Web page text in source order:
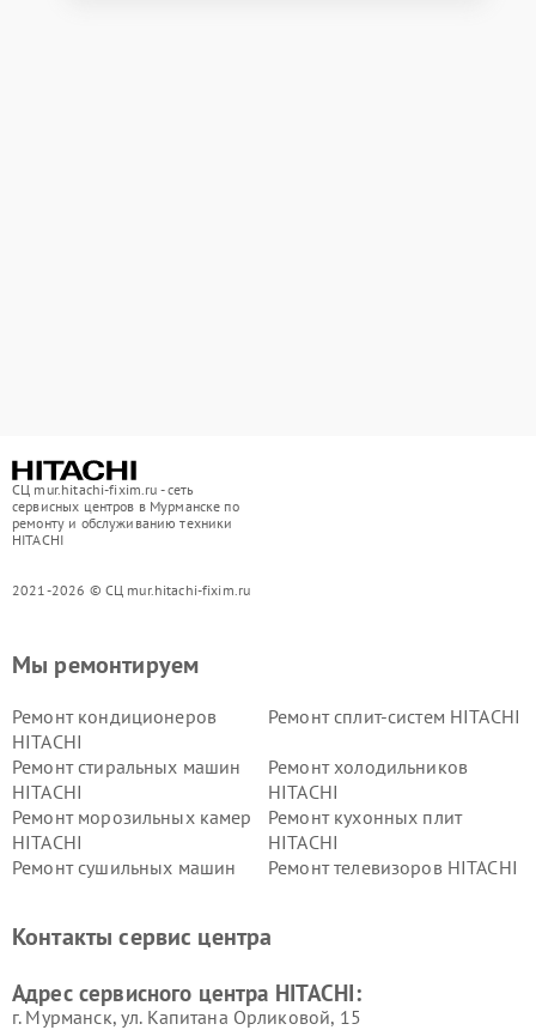
СЦ mur.hitachi-fixim.ru - сеть
сервисных центров в Мурманске по
ремонту и обслуживанию техники
HITACHI
2021-2026 © СЦ mur.hitachi-fixim.ru
Мы ремонтируем
Ремонт кондиционеров
HITACHI
Ремонт сплит-систем HITACHI
Ремонт стиральных машин
HITACHI
Ремонт холодильников
HITACHI
Ремонт морозильных камер
HITACHI
Ремонт кухонных плит
HITACHI
Ремонт сушильных машин
Ремонт телевизоров HITACHI
данных HITACHI
HITACHI
HITACHI
HITACHI
Контакты сервис центра
Адрес сервисного центра HITACHI:
г. Мурманск, ул. Капитана Орликовой, 15